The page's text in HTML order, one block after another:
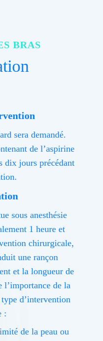
BRAS
sera demandé.
de l’aspirine
dix jours précédant
sous anesthésie
1 heure et
chirurgicale,
une rançon
et la longueur de
l’importance de la
d’intervention
:
de la peau ou